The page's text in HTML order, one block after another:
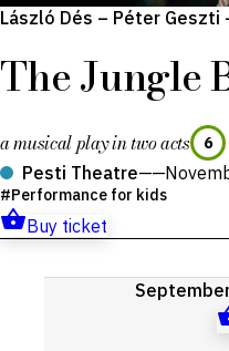
László Dés – Péter Geszti
The Jungle
a musical play in two acts 6
Pesti Theatre——
Performance for kids
Buy ticket
Upcoming